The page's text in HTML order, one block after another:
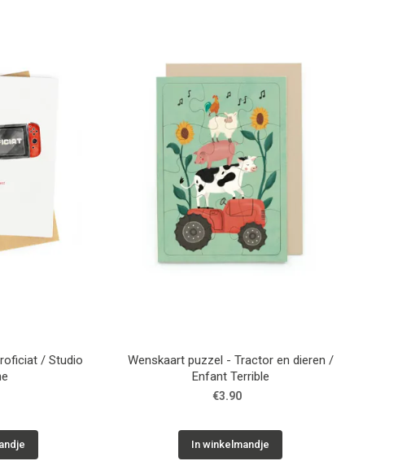
/ Studio
Wenskaart puzzel - Tractor en dieren /
Enfant Terrible
€3.90
In winkelmandje